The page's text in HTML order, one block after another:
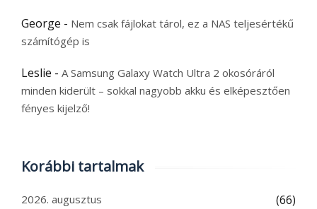
George - Nem csak fájlokat tárol, ez a NAS teljesértékű
számítógép is
Leslie - A Samsung Galaxy Watch Ultra 2 okosóráról
minden kiderült – sokkal nagyobb akku és elképesztően
fényes kijelző!
Korábbi tartalmak
2026. augusztus (66)